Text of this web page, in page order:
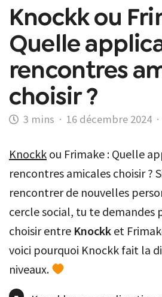
Knockk ou
Quelle
rencontres
choisir ?
· 16 décembre 2024 ·
Knockk ou Frimake : Quelle
rencontres amicales choisir ?
rencontrer de nouvelles
cercle social, tu te
choisir entre Knockk et
voici pourquoi Knockk fait la
niveaux.